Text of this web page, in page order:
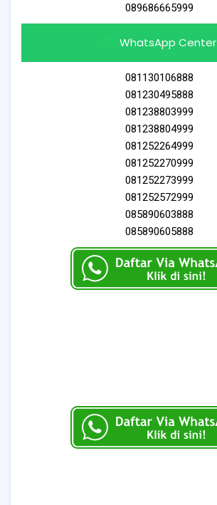
089686665999
WhatsApp Center
081130106888
081230495888
081238803999
081238804999
081252264999
081252270999
081252273999
081252572999
085890603888
085890605888